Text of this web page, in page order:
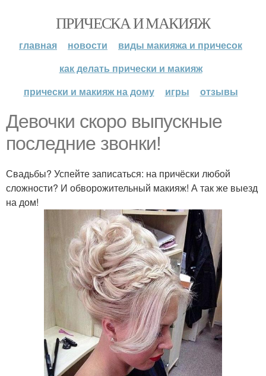
ПРИЧЕСКА И МАКИЯЖ
главная новости
виды макияжа и причесок
как делать прически и макияж
прически и макияж на дому
игры отзывы
Девочки скоро выпускные
последние звонки!
Свадьбы? Успейте записаться: на причёски любой
сложности? И обворожительный макияж! А так же выезд
на дом!